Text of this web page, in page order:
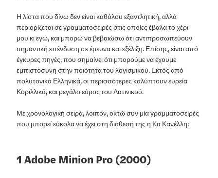
Η λίστα που δίνω δεν είναι καθόλου εξαντλητική, αλλά
περιορίζεται σε γραμματοσειρές στις οποίες έβαλα το χέρι
μου κι εγώ, και μπορώ να βεβαιώσω ότι αντιπροσωπεύουν
σημαντική επένδυση σε έρευνα και εξέλιξη. Επίσης, είναι από
έγκυρες πηγές, που σημαίνει ότι μπορούμε να έχουμε
εμπιστοσύνη στην ποιότητα του λογισμικού. Εκτός από
πολυτονικά Ελληνικά, οι περισσότερες καλύπτουν ευρεία
Κυριλλικά, και μεγάλο εύρος του Λατινικού.
Με χρονολογική σειρά, λοιπόν, οκτώ συν μία γραμματοσειρές
που μπορεί εύκολα να έχει στη διάθεσή της η Κα Κανέλλη:
1 Adobe Minion Pro (2000)